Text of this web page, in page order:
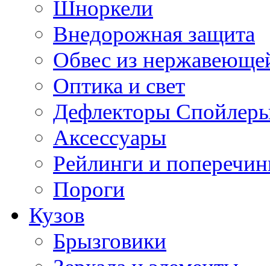
Шноркели
Внедорожная защита
Обвес из
Оптика и свет
Дефлекторы
Аксессуары
Рейлинги и
Пороги
Кузов
Брызговики